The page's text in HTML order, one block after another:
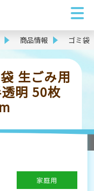
商品情報 ゴミ袋
生ごみ用
明 50枚
家庭用